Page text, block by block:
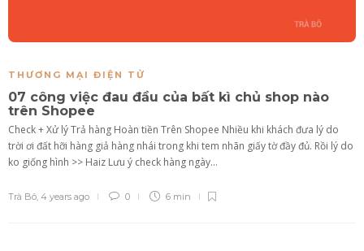
THƯƠNG MẠI ĐIỆN TỬ
07 công việc đau đầu của bất kì chủ shop nào
trên Shopee
Check + Xử lý Trả hàng Hoàn tiền Trên Shopee Nhiều khi khách đưa lý do
trời ơi đất hỡi hàng giả hàng nhái trong khi tem nhãn giấy tờ đầy đủ. Rồi lý do
ko giống hình >> Haiz Lưu ý check hàng ngày...
Trà Bô, 4 years ago 0 6 min